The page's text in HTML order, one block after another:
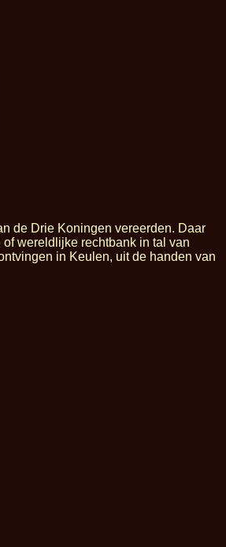
de Drie Koningen vereerden. Daar
wereldlijke rechtbank in tal van
in Keulen, uit de handen van